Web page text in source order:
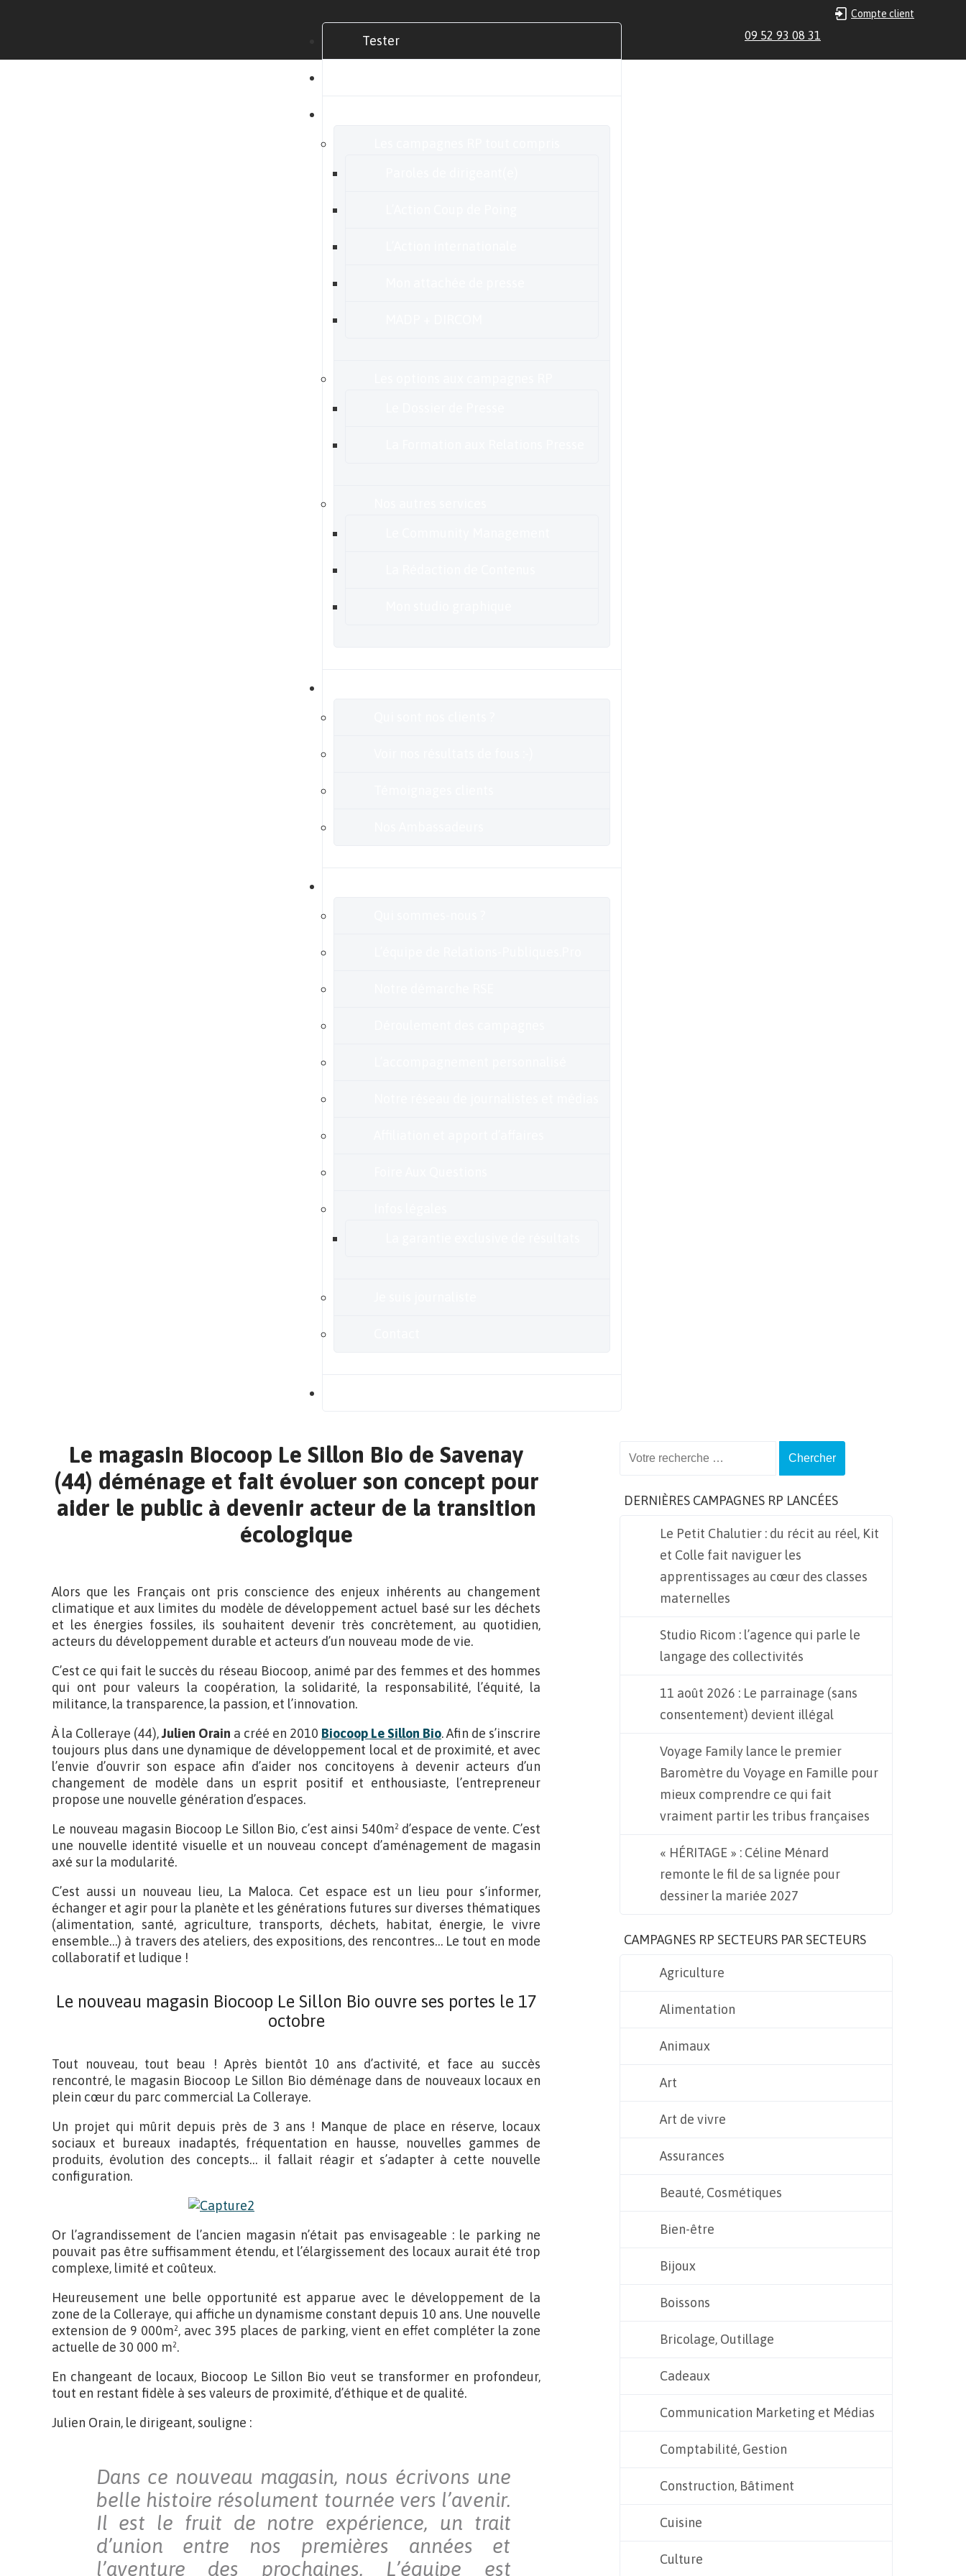
Tester
Compte client
09 52 93 08 31
Le magasin Biocoop Le Sillon Bio de Savenay
(44) déménage et fait évoluer son concept pour
aider le public à devenir acteur de la transition
écologique
Alors que les Français ont pris conscience des enjeux inhérents au changement
climatique et aux limites du modèle de développement actuel basé sur les déchets
et les énergies fossiles, ils souhaitent devenir très concrètement, au quotidien,
acteurs du développement durable et acteurs d’un nouveau mode de vie.
C’est ce qui fait le succès du réseau Biocoop, animé par des femmes et des hommes
qui ont pour valeurs la coopération, la solidarité, la responsabilité, l’équité, la
militance, la transparence, la passion, et l’innovation.
À la Colleraye (44),Julien Orain a créé en 2010 Biocoop Le Sillon Bio. Afin de s’inscrire
toujours plus dans une dynamique de développement local et de proximité, et avec
l’envie d’ouvrir son espace afin d’aider nos concitoyens à devenir acteurs d’un
changement de modèle dans un esprit positif et enthousiaste, l’entrepreneur
propose une nouvelle génération d’espaces.
Le nouveau magasin Biocoop Le Sillon Bio, c’est ainsi 540m² d’espace de vente. C’est
une nouvelle identité visuelle et un nouveau concept d’aménagement de magasin
axé sur la modularité.
C’est aussi un nouveau lieu, La Maloca. Cet espace est un lieu pour s’informer,
échanger et agir pour la planète et les générations futures sur diverses thématiques
(alimentation, santé, agriculture, transports, déchets, habitat, énergie, le vivre
ensemble…) à travers des ateliers, des expositions, des rencontres… Le tout en mode
collaboratif et ludique !
Le nouveau magasin Biocoop Le Sillon Bio ouvre ses portes le 17
octobre
Tout nouveau, tout beau ! Après bientôt 10 ans d’activité, et face au succès
rencontré, le magasin Biocoop Le Sillon Bio déménage dans de nouveaux locaux en
plein cœur du parc commercial La Colleraye.
Un projet qui mûrit depuis près de 3 ans ! Manque de place en réserve, locaux
sociaux et bureaux inadaptés, fréquentation en hausse, nouvelles gammes de
produits, évolution des concepts… il fallait réagir et s’adapter à cette nouvelle
configuration.
Or l’agrandissement de l’ancien magasin n’était pas envisageable : le parking ne
pouvait pas être suffisamment étendu, et l’élargissement des locaux aurait été trop
complexe, limité et coûteux.
Heureusement une belle opportunité est apparue avec le développement de la
zone de la Colleraye, qui affiche un dynamisme constant depuis 10 ans. Une nouvelle
extension de 9 000m², avec 395 places de parking, vient en effet compléter la zone
actuelle de 30 000 m².
En changeant de locaux, Biocoop Le Sillon Bio veut se transformer en profondeur,
tout en restant fidèle à ses valeurs de proximité, d’éthique et de qualité.
Julien Orain, le dirigeant, souligne :
Dans ce nouveau magasin, nous écrivons une
belle histoire résolument tournée vers l’avenir.
Il est le fruit de notre expérience, un trait
d’union entre nos premières années et
l’aventure des prochaines. L’équipe est
DERNIÈRES CAMPAGNES RP LANCÉES
Le Petit Chalutier : du récit au réel, Kit
et Colle fait naviguer les
apprentissages au cœur des classes
maternelles
Studio Ricom : l’agence qui parle le
langage des collectivités
11 août 2026 : Le parrainage (sans
consentement) devient illégal
Voyage Family lance le premier
Baromètre du Voyage en Famille pour
mieux comprendre ce qui fait
vraiment partir les tribus françaises
« HÉRITAGE » : Céline Ménard
remonte le fil de sa lignée pour
dessiner la mariée 2027
CAMPAGNES RP SECTEURS PAR SECTEURS
Agriculture
Alimentation
Animaux
Art
Art de vivre
Assurances
Beauté, Cosmétiques
Bien-être
Bijoux
Boissons
Bricolage, Outillage
Cadeaux
Communication Marketing et Médias
Comptabilité, Gestion
Construction, Bâtiment
Cuisine
Culture